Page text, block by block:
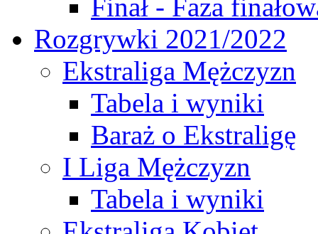
Finał - Faza
Rozgrywki 2021/2022
Ekstraliga Mężczyzn
Tabela i wyniki
Baraż o Ekstraligę
I Liga Mężczyzn
Tabela i wyniki